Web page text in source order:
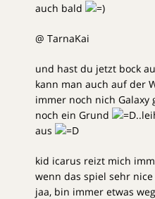
auch bald
@ TarnaKai
und hast du jetzt bock
kann man auch auf der
immer noch nich Galaxy
noch ein Grund
aus
kid icarus reizt mich
wenn das spiel sehr
jaa, bin immer etwas